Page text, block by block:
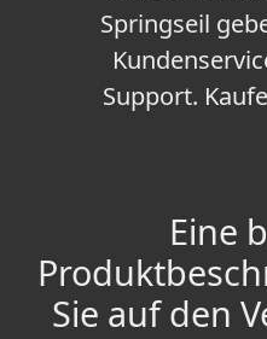
Springseil
Support.
Eine
Sie auf den